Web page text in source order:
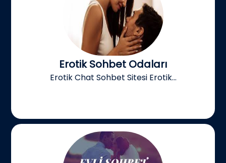
Erotik Sohbet Odaları
Erotik Chat Sohbet Sitesi Erotik...